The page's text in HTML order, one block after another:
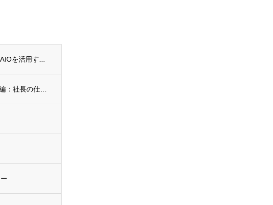
を活用す...